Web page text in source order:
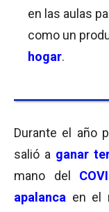
en las aulas
como un
hogar.
Durante el año
salió a ganar
mano del
apalanca en el